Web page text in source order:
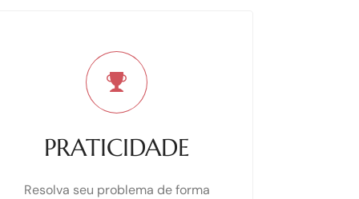
PRATICIDADE
Resolva seu problema de forma